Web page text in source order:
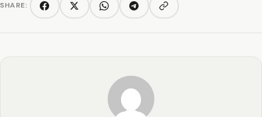
SHARE: FacebookTwitter/XWhatsAppTelegramCopy link